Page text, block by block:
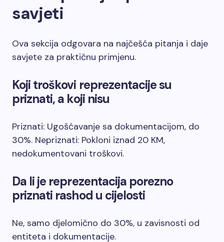
savjeti
Ova sekcija odgovara na najčešća pitanja i daje
savjete za praktičnu primjenu.
Koji troškovi reprezentacije su
priznati, a koji nisu
Priznati: Ugošćavanje sa dokumentacijom, do
30%. Nepriznati: Pokloni iznad 20 KM,
nedokumentovani troškovi.
Da li je reprezentacija porezno
priznati rashod u cijelosti
Ne, samo djelomično do 30%, u zavisnosti od
entiteta i dokumentacije.